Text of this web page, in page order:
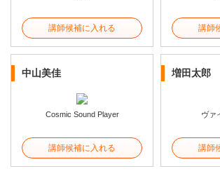
講師候補に入れる 講師
中山美佳
Cosmic Sound Player
講師候補に入れる
増田太郎
ヴァ
講師